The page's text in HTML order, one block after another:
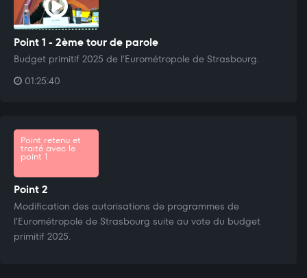
Point 1 - 2ème tour de parole
Budget primitif 2025 de l'Eurométropole de Strasbourg.
01:25:40
Point retenu et
traité avec le
point 1
Point 2
Modification des autorisations de programmes de
l'Eurométropole de Strasbourg suite au vote du budget
primitif 2025.